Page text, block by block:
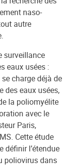
naso-
autre
surveillance
eaux usées :
charge déjà de
des eaux usées,
la poliomyélite
avec le
Paris,
Cette étude
définir l’étendue
poliovirus dans